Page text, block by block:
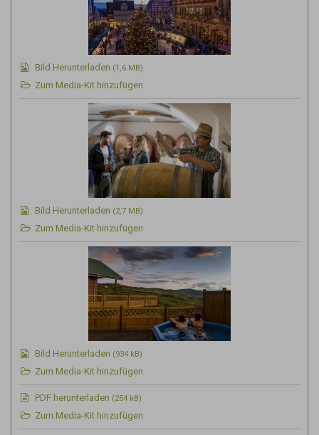
Bild Herunterladen (1,6 MB)
Zum Media-Kit hinzufügen
Bild Herunterladen (2,7 MB)
Zum Media-Kit hinzufügen
Bild Herunterladen (934 kB)
Zum Media-Kit hinzufügen
PDFherunterladen (254 kB)
Zum Media-Kit hinzufügen